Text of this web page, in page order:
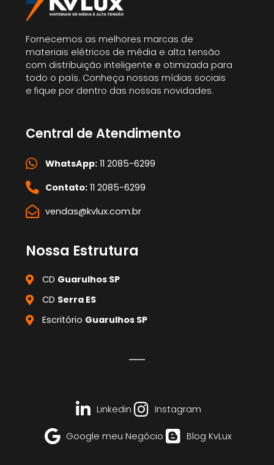
Fornecemos as melhores marcas de
materiais elétricos de média e alta tensão
com distribuição inteligente e otimizada para
todo o país. Conheça nossas mídias sociais
e fique por dentro das nossas novidades.
Central de Atendimento
WhatsApp:11 2085-6299
Contato:11 2085-6299
vendas@kvlux.com.br
Nossa Estrutura
CD Guarulhos SP
CD Serra ES
Escritório Guarulhos SP
Linkedin Instagram
Google meu Negócio Blog KvLux